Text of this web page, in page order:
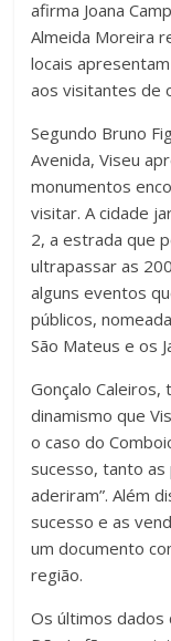
afirma Joana
Almeida Moreira
locais
aos visitantes de
Segundo Bruno
Avenida, Viseu
monumentos
visitar. A cidade
2, a estrada que
ultrapassar as
alguns eventos
públicos,
São Mateus e os
Gonçalo
dinamismo que
o caso do
sucesso, tanto
aderiram”. Além
sucesso e as
um documento
região.
Os últimos dados